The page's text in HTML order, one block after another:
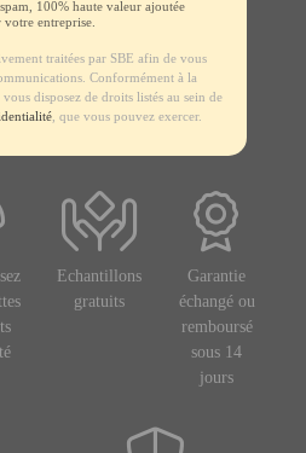
100% haute valeur ajoutée
votre entreprise.
traitées par SBE afin de vous
Conformément à la
disposez de droits listés au sein de
, que vous pouvez exercer.
Echantillons
gratuits
Garantie
échangé ou
remboursé
sous 14
jours